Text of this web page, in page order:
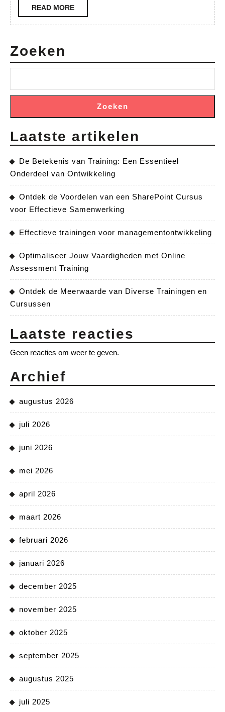
READ MOREREAD
MORE
Zoeken
Zoeken
Laatste artikelen
De Betekenis van Training: Een Essentieel
Onderdeel van Ontwikkeling
Ontdek de Voordelen van een SharePoint Cursus
voor Effectieve Samenwerking
Effectieve trainingen voor managementontwikkeling
Optimaliseer Jouw Vaardigheden met Online
Assessment Training
Ontdek de Meerwaarde van Diverse Trainingen en
Cursussen
Laatste reacties
Geen reacties om weer te geven.
Archief
augustus 2026
juli 2026
juni 2026
mei 2026
april 2026
maart 2026
februari 2026
januari 2026
december 2025
november 2025
oktober 2025
september 2025
augustus 2025
juli 2025